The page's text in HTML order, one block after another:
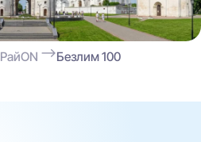
РайON Безлим 100